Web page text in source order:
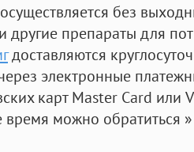
без
другие препараты для
доставляются
электронные
карт Master Card или
время можно обратиться